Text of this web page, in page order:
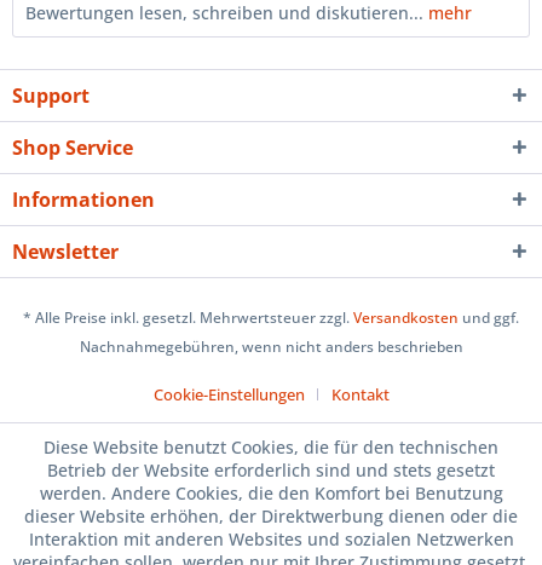
Bewertungen lesen, schreiben und diskutieren... mehr
Support
Shop Service
Informationen
Newsletter
* Alle Preise inkl. gesetzl. Mehrwertsteuer zzgl.Versandkosten und ggf.
Nachnahmegebühren, wenn nicht anders beschrieben
Cookie-Einstellungen Kontakt
Diese Website benutzt Cookies, die für den technischen
Betrieb der Website erforderlich sind und stets gesetzt
werden. Andere Cookies, die den Komfort bei Benutzung
dieser Website erhöhen, der Direktwerbung dienen oder die
Interaktion mit anderen Websites und sozialen Netzwerken